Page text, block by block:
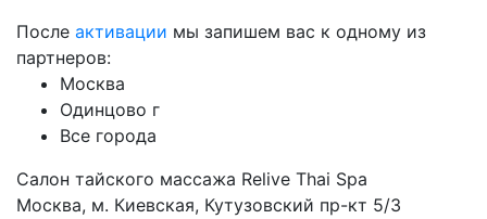
После активации мы запишем вас к одному из
партнеров:
Москва
Одинцово г
Все города
Салон тайского массажа Relive Thai Spa
Москва, м. Киевская, Кутузовский пр-кт 5/3